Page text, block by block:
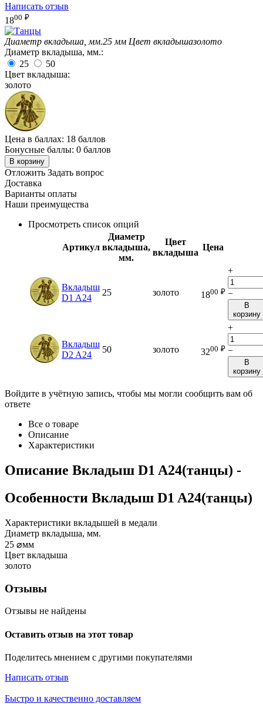
Написать отзыв
1800 ₽
Диаметр вкладыша, мм.25 мм Цвет вкладышазолото
Диаметр вкладыша, мм.:
25
50
Цвет вкладыша:
золото
Цена в баллах: 18 баллов
Бонусные баллы: 0 баллов
В корзину
Отложить Задать вопрос
Доставка
Варианты оплаты
Наши преимущества
Просмотреть список опций
Артикул
Диаметр
вкладыша,
мм.
Цвет
вкладыша
Цена
Вкладыш
D1 A24
25 золото 1800 ₽
+
−
В
корзину
Вкладыш
D2 A24
50 золото 3200 ₽
+
−
В
корзину
Войдите в учётную запись, чтобы мы могли сообщить вам об
ответе
Все о товаре
Описание
Характеристики
Описание Вкладыш D1 A24(танцы) -
Особенности Вкладыш D1 A24(танцы)
Характеристики вкладышей в медали
Диаметр вкладыша, мм.
25 ⌀мм
Цвет вкладыша
золото
Отзывы
Отзывы не найдены
Оставить отзыв на этот товар
Поделитесь мнением с другими покупателями
Написать отзыв
Быстро и качественно доставляем